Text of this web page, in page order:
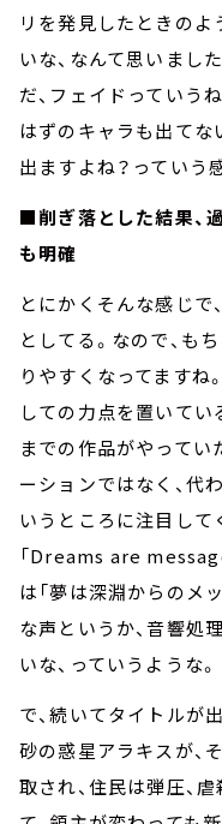
リを発見したときの
いな、なんて思いまし
だ、フェイドっていう
はずのキャラも出てな
出ますよね？っていう
■削ぎ落とした結果、
も明確
とにかくそんな感じで
としてる。なので、も
りやすくなってますね
しての力点を置いて
までの作品がやってい
ーションではなく、代
いうところに注目して
「Dreams are
は「夢は深淵からのメ
な声というか、音響処
いな、っていうような。
で、続いてタイトルが
砂の惑星アラキスが、
取され、住民は弾圧、